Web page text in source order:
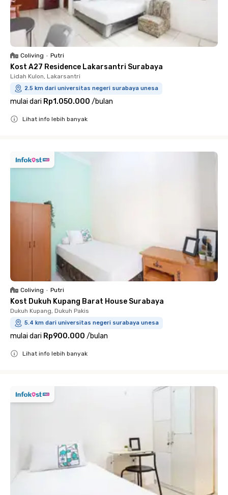
Coliving • Putri
Kost A27 Residence Lakarsantri Surabaya
Lidah Kulon, Lakarsantri
2.5 km dari universitas negeri surabaya unesa
mulai dari Rp1.050.000 /bulan
Lihat info lebih banyak
Coliving • Putri
Kost Dukuh Kupang Barat House Surabaya
Dukuh Kupang, Dukuh Pakis
5.4 km dari universitas negeri surabaya unesa
mulai dari Rp900.000 /bulan
Lihat info lebih banyak